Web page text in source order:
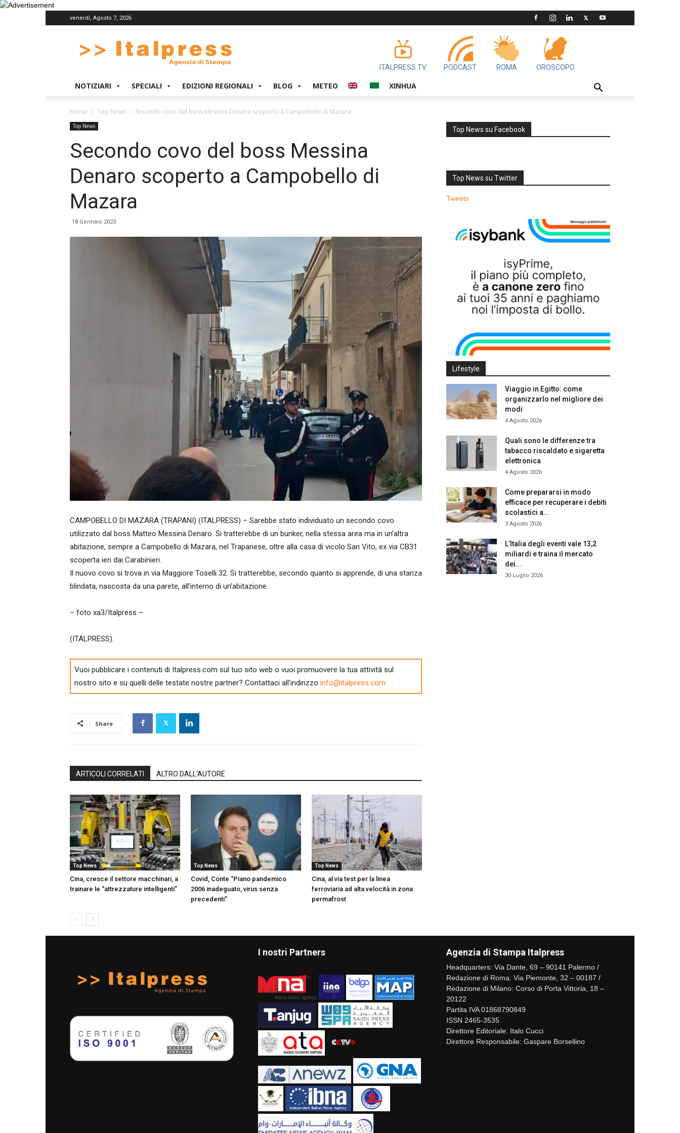
venerdì, Agosto 7, 2026
ITALPRESS TV PODCAST ROMA OROSCOPO
NOTIZIARI SPECIALI EDIZIONI REGIONALI BLOG METEO XINHUA
Home Top News Secondo covo del boss Messina Denaro scoperto a Campobello di Mazara
Top News
Secondo covo del boss Messina
Denaro scoperto a Campobello di
Mazara
18 Gennaio 2023
CAMPOBELLO DI MAZARA (TRAPANI) (ITALPRESS) – Sarebbe stato individuato un secondo covo
utilizzato dal boss Matteo Messina Denaro. Si tratterebbe di un bunker, nella stessa area ma in un’altra
abitazione, sempre a Campobello di Mazara, nel Trapanese, oltre alla casa di vicolo San Vito, ex via CB31
scoperta ieri dai Carabinieri.
Il nuovo covo si trova in via Maggiore Toselli 32. Si tratterebbe, secondo quanto si apprende, di una stanza
blindata, nascosta da una parete, all’interno di un’abitazione.
– foto xa3/Italpress –
(ITALPRESS).
Vuoi pubblicare i contenuti di Italpress.com sul tuo sito web o vuoi promuovere la tua attività sul
nostro sito e su quelli delle testate nostre partner? Contattaci all'indirizzo info@italpress.com
Share
ARTICOLI CORRELATI ALTRO DALL'AUTORE
Top News
Cina, cresce il settore macchinari, a
trainare le “attrezzature intelligenti”
Top News
Covid, Conte “Piano pandemico
2006 inadeguato, virus senza
precedenti”
Top News
Cina, al via test per la linea
ferroviaria ad alta velocità in zona
permafrost
Top News su Facebook
Top News su Twitter
Tweets
Lifestyle
Viaggio in Egitto: come
organizzarlo nel migliore dei
modi
4 Agosto 2026
Quali sono le differenze tra
tabacco riscaldato e sigaretta
elettronica
4 Agosto 2026
Come prepararsi in modo
efficace per recuperare i debiti
scolastici a...
3 Agosto 2026
L’Italia degli eventi vale 13,2
miliardi e traina il mercato
dei...
30 Luglio 2026
I nostri Partners Agenzia di Stampa Italpress
Headquarters: Via Dante, 69 – 90141 Palermo /
Redazione di Roma: Via Piemonte, 32 – 00187 /
Redazione di Milano: Corso di Porta Vittoria, 18 –
20122
Partita IVA 01868790849
ISSN 2465-3535
Direttore Editoriale: Italo Cucci
Direttore Responsabile: Gaspare Borsellino